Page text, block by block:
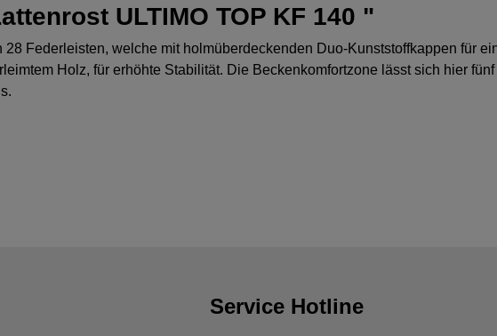
ULTIMO TOP KF 140 "
28 Federleisten, welche mit holmüberdeckenden Duo-Kunststoffkappen für
Holz, für erhöhte Stabilität. Die Beckenkomfortzone lässt sich hier
Service Hotline